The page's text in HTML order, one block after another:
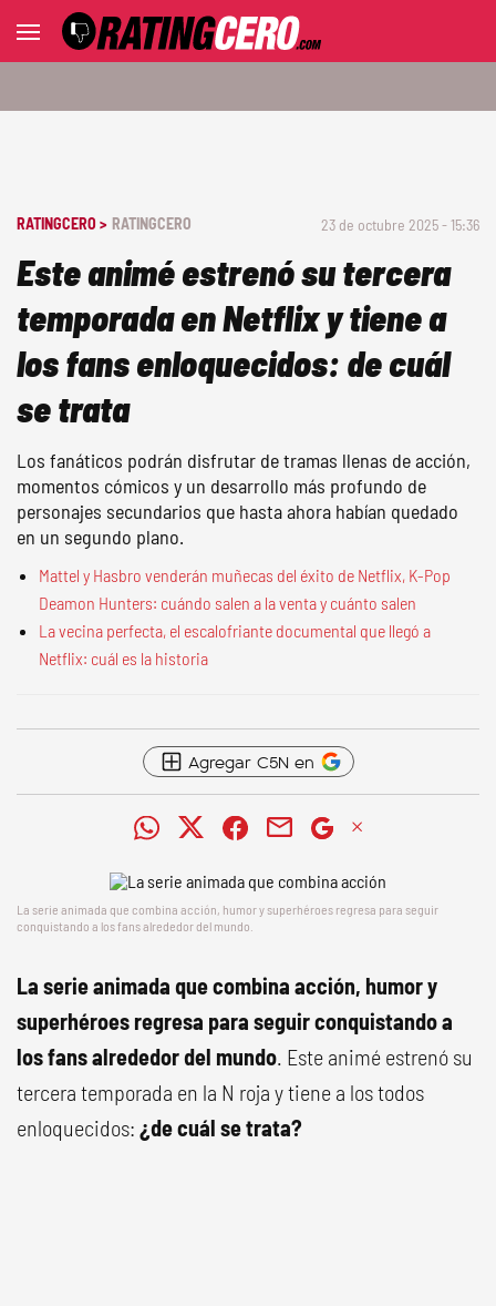
RATINGCERO > RATINGCERO 23 de octubre 2025 - 15:36
Este animé estrenó su tercera
temporada en Netflix y tiene a
los fans enloquecidos: de cuál
se trata
Los fanáticos podrán disfrutar de tramas llenas de acción,
momentos cómicos y un desarrollo más profundo de
personajes secundarios que hasta ahora habían quedado
en un segundo plano.
Mattel y Hasbro venderán muñecas del éxito de Netflix, K-Pop
Deamon Hunters: cuándo salen a la venta y cuánto salen
La vecina perfecta, el escalofriante documental que llegó a
Netflix: cuál es la historia
Agregar C5N en
La serie animada que combina acción, humor y superhéroes regresa para seguir
conquistando a los fans alrededor del mundo.
La serie animada que combina acción, humor y
superhéroes regresa para seguir conquistando a
los fans alrededor del mundo. Este animé estrenó su
tercera temporada en la N roja y tiene a los todos
enloquecidos: ¿de cuál se trata?